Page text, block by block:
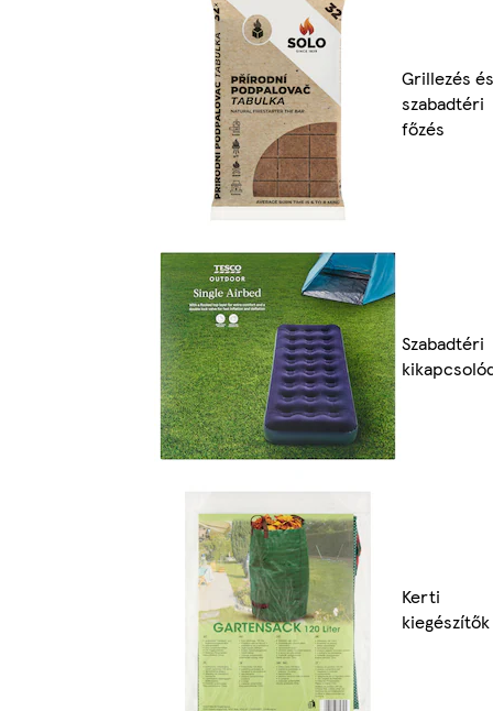
Grillezés és
szabadtéri
főzés
Szabadtéri
Kerti
kiegészítők